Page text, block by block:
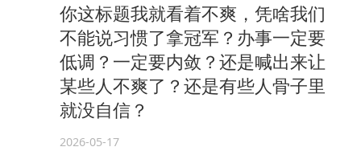
你这标题我就看着不爽，凭啥我们
不能说习惯了拿冠军？办事一定要
低调？一定要内敛？还是喊出来让
某些人不爽了？还是有些人骨子里
就没自信？
2026-05-17